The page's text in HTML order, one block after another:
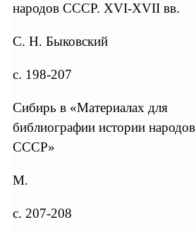
народов СССР. XVI-XVII вв.
С. Н. Быковский
с. 198-207
Сибирь в «Материалах для
библиографии истории народов
СССР»
М.
с. 207-208